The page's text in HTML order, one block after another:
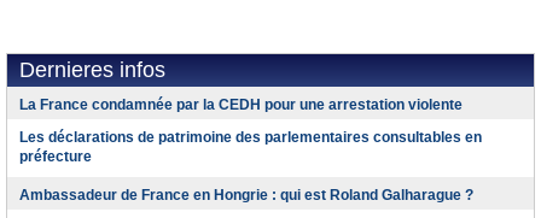
Dernieres infos
La France condamnée par la CEDH pour une arrestation violente
Les déclarations de patrimoine des parlementaires consultables en
préfecture
Ambassadeur de France en Hongrie : qui est Roland Galharague ?